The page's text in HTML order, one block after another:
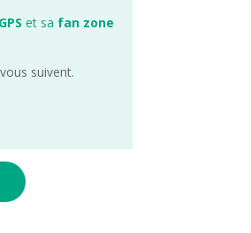
et sa fan zone
suivent.